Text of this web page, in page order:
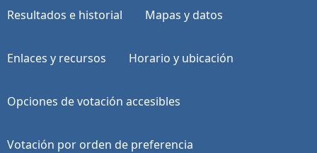
Resultados e historial Mapas y datos
Enlaces y recursos Horario y ubicación
Opciones de votación accesibles
Votación por orden de preferencia